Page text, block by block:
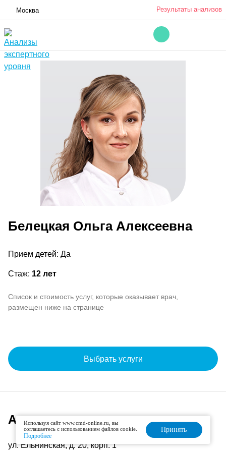
Москва Результаты анализов
Белецкая Ольга Алексеевна
Прием детей: Да
Стаж: 12 лет
Список и стоимость услуг, которые оказывает врач,
размещен ниже на странице
Выбрать услуги
Адрес и расписание
ул. Ельнинская, д. 20, корп. 1
Используя сайт www.cmd-online.ru, вы
соглашаетесь с использованием файлов cookie.
Подробнее
Принять